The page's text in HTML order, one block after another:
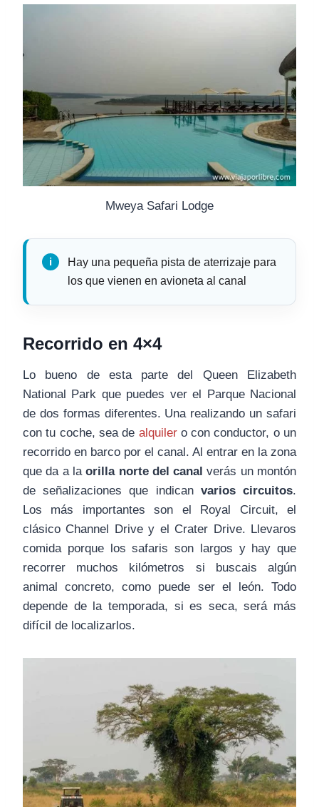
Mweya Safari Lodge
Hay una pequeña pista de aterrizaje para
los que vienen en avioneta al canal
Recorrido en 4×4
Lo bueno de esta parte del Queen Elizabeth
National Park que puedes ver el Parque Nacional
de dos formas diferentes. Una realizando un safari
con tu coche, sea de alquilero con conductor, o un
recorrido en barco por el canal. Al entrar en la zona
que da a laorilla norte del canal verás un montón
de señalizaciones que indican varios circuitos.
Los más importantes son el Royal Circuit, el
clásico Channel Drive y el Crater Drive. Llevaros
comida porque los safaris son largos y hay que
recorrer muchos kilómetros si buscais algún
animal concreto, como puede ser el león. Todo
depende de la temporada, si es seca, será más
difícil de localizarlos.